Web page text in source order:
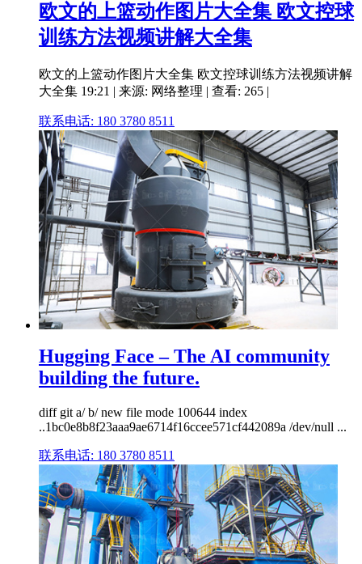
欧文的上篮动作图片大全集 欧文控球
训练方法视频讲解大全集
欧文的上篮动作图片大全集 欧文控球训练方法视频讲解
大全集 19:21 | 来源: 网络整理 | 查看: 265 |
联系电话: 180 3780 8511
Hugging Face – The AI community
building the future.
diff git a/ b/ new file mode 100644 index
..1bc0e8b8f23aaa9ae6714f16ccee571cf442089a /dev/null ...
联系电话: 180 3780 8511